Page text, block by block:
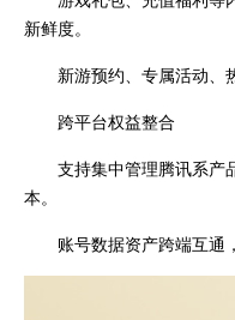
新鲜度。
新游预约、专属活动、
跨平台权益整合
支持集中管理腾讯系产
本。
账号数据资产跨端互通